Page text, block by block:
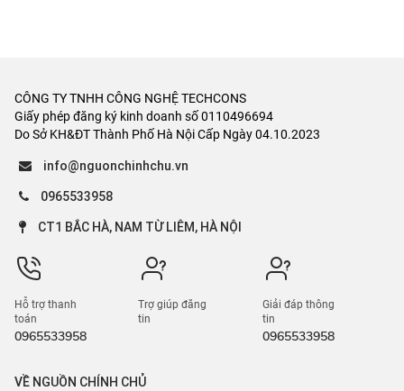
CÔNG TY TNHH CÔNG NGHỆ TECHCONS
Giấy phép đăng ký kinh doanh số 0110496694
Do Sở KH&ĐT Thành Phố Hà Nội Cấp Ngày 04.10.2023
info@nguonchinhchu.vn
0965533958
CT1 BẮC HÀ, NAM TỪ LIÊM, HÀ NỘI
Hỗ trợ thanh
toán
0965533958
Trợ giúp đăng
tin
Giải đáp thông
tin
0965533958
VỀ NGUỒN CHÍNH CHỦ